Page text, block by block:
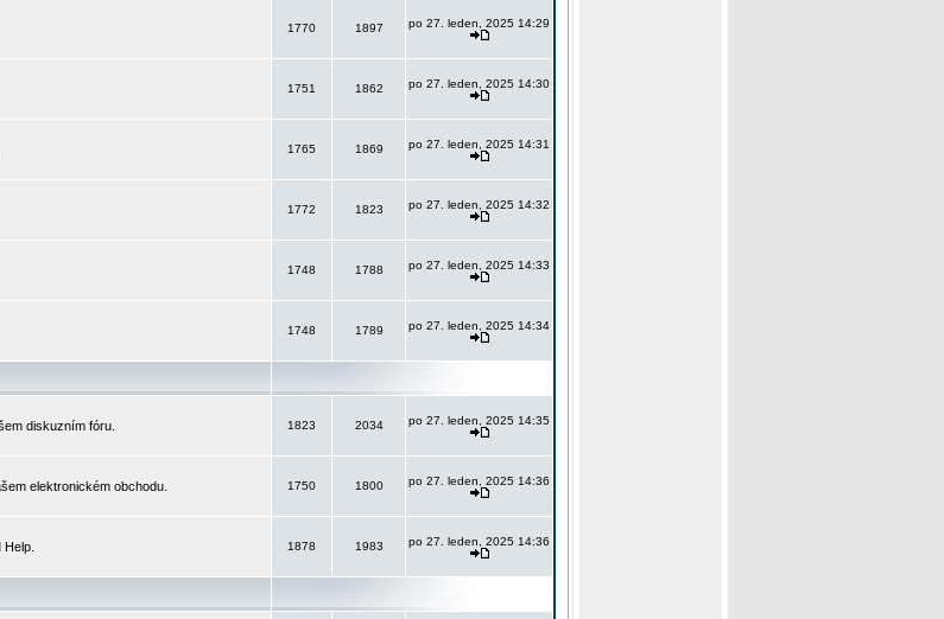
1770 1897 po 27. leden, 2025 14:29
1751 1862 po 27. leden, 2025 14:30
1765 1869 po 27. leden, 2025 14:31
1772 1823 po 27. leden, 2025 14:32
1748 1788 po 27. leden, 2025 14:33
1748 1789 po 27. leden, 2025 14:34
diskuzním fóru.
1823 2034 po 27. leden, 2025 14:35
elektronickém obchodu.
1750 1800 po 27. leden, 2025 14:36
1878 1983 po 27. leden, 2025 14:36